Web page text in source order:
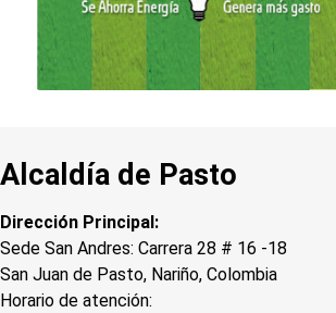
Alcaldía de Pasto
Dirección Principal:
Sede San Andres: Carrera 28 # 16 -18
San Juan de Pasto, Nariño, Colombia
Horario de atención: